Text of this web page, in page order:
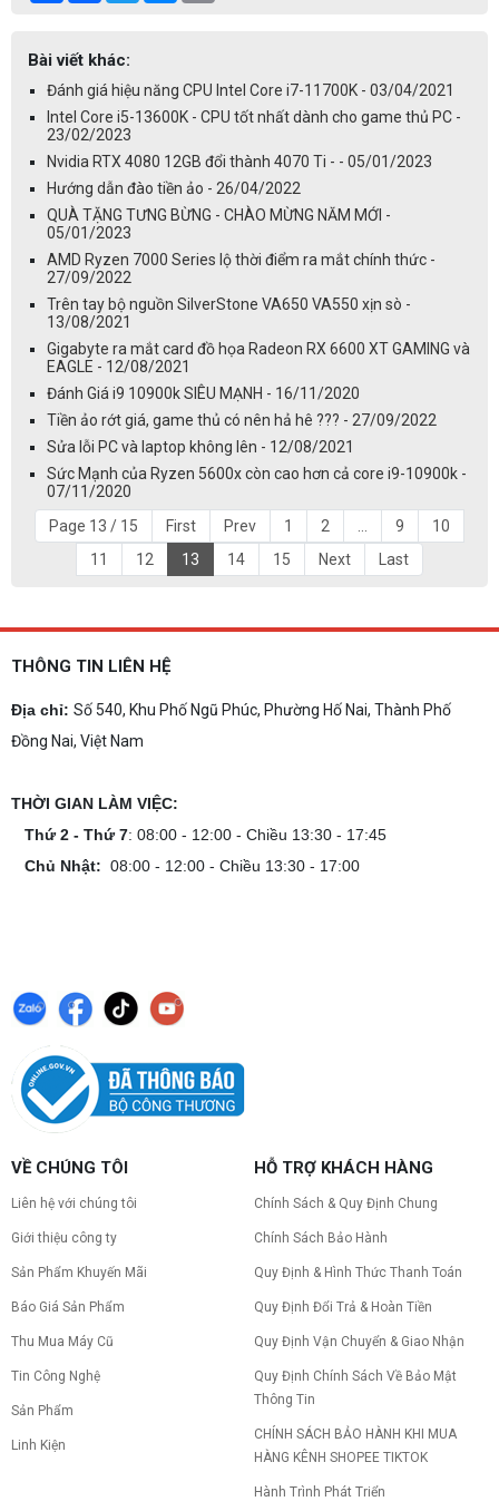
Bài viết khác:
Đánh giá hiệu năng CPU Intel Core i7-11700K - 03/04/2021
Intel Core i5-13600K - CPU tốt nhất dành cho game thủ PC -
23/02/2023
Nvidia RTX 4080 12GB đổi thành 4070 Ti - - 05/01/2023
Hướng dẫn đào tiền ảo - 26/04/2022
QUÀ TẶNG TƯNG BỪNG - CHÀO MỪNG NĂM MỚI -
05/01/2023
AMD Ryzen 7000 Series lộ thời điểm ra mắt chính thức -
27/09/2022
Trên tay bộ nguồn SilverStone VA650 VA550 xịn sò -
13/08/2021
Gigabyte ra mắt card đồ họa Radeon RX 6600 XT GAMING và
EAGLE - 12/08/2021
Đánh Giá i9 10900k SIÊU MẠNH - 16/11/2020
Tiền ảo rớt giá, game thủ có nên hả hê ??? - 27/09/2022
Sửa lỗi PC và laptop không lên - 12/08/2021
Sức Mạnh của Ryzen 5600x còn cao hơn cả core i9-10900k -
07/11/2020
Page 13 / 15
First Prev 1 2 ... 9
10
11
12 13 14 15 Next Last
THÔNG TIN LIÊN HỆ
Địa chỉ: Số 540, Khu Phố Ngũ Phúc, Phường Hố Nai, Thành Phố
Đồng Nai, Việt Nam
THỜI GIAN LÀM VIỆC:
Thứ 2 - Thứ 7: 08:00 - 12:00 - Chiều 13:30 - 17:45
Chủ Nhật: 08:00 - 12:00 - Chiều 13:30 - 17:00
VỀ CHÚNG TÔI
Liên hệ với chúng tôi
Giới thiệu công ty
Sản Phẩm Khuyến Mãi
Báo Giá Sản Phẩm
Thu Mua Máy Cũ
Tin Công Nghệ
Sản Phẩm
Linh Kiện
HỖ TRỢ KHÁCH HÀNG
Chính Sách & Quy Định Chung
Chính Sách Bảo Hành
Quy Định & Hình Thức Thanh Toán
Quy Định Đổi Trả & Hoàn Tiền
Quy Định Vận Chuyển & Giao Nhận
Quy Định Chính Sách Về Bảo Mật
Thông Tin
CHÍNH SÁCH BẢO HÀNH KHI MUA
HÀNG KÊNH SHOPEE TIKTOK
Hành Trình Phát Triển